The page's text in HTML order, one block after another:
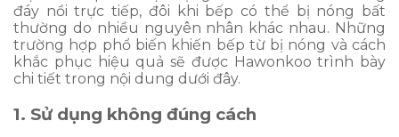
đáy nồi trực tiếp, đôi khi bếp có thể bị nóng bất
thường do nhiều nguyên nhân khác nhau. Những
trường hợp phổ biến khiến bếp từ bị nóng và cách
khắc phục hiệu quả sẽ được Hawonkoo trình bày
chi tiết trong nội dung dưới đây.
1. Sử dụng không đúng cách